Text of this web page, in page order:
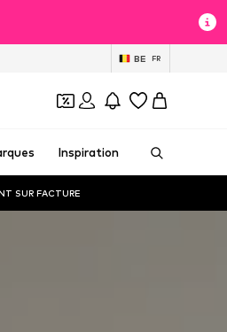
BE FR
Inspiration
SUR FACTURE